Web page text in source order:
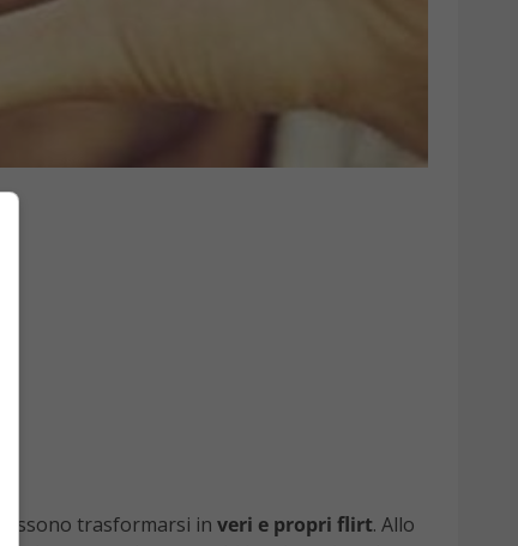
trasformarsi in veri e propri flirt. Allo